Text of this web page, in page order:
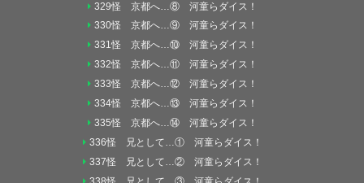
329怪 京都へ…⑧ 河童らダイス！
330怪 京都へ…⑨ 河童らダイス！
331怪 京都へ…⑩ 河童らダイス！
332怪 京都へ…⑪ 河童らダイス！
333怪 京都へ…⑫ 河童らダイス！
334怪 京都へ…⑬ 河童らダイス！
335怪 京都へ…⑭ 河童らダイス！
336怪 兄として…① 河童らダイス！
337怪 兄として…② 河童らダイス！